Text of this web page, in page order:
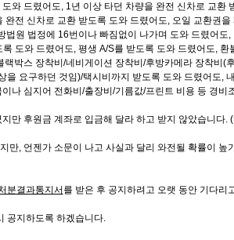
와 드렸어도, 1년 이상 타던 차량을 완전 신차로 교환
전 신차로 교환 받도록 도와 드렸어도, 오일 교환권
원 법정에 16번이나 빠짐없이 나가며 도와 드렸어도
도와 드렸어도, 평생 A/S를 받도록 도와 드렸어도,
박스 장착비/네비게이션 장착비/후방카메라 장착비(
을 요구하던 것임)/택시비까지 받도록 도와 드렸어도,
나 심지어 전화비/출장비/기름값/프린트 비용 등 경비
만 후원금 계좌로 입금해 달라 하고 받지 않았습니다.
만, 언젠가 소문이 나고 사실과 달리 와전될 확률이 높
분결과통지서 를 받은 후 공지하려고 오랫 동안 기다리
공지하도록 하겠습니다.